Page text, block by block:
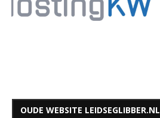
OUDE WEBSITE LEIDSEGLIBBER.NL